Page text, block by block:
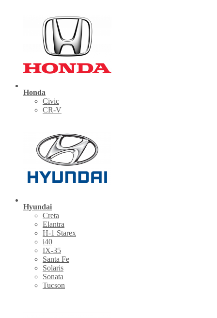
Honda
Civic
CR-V
Hyundai
Creta
Elantra
H-1 Starex
i40
IX-35
Santa Fe
Solaris
Sonata
Tucson